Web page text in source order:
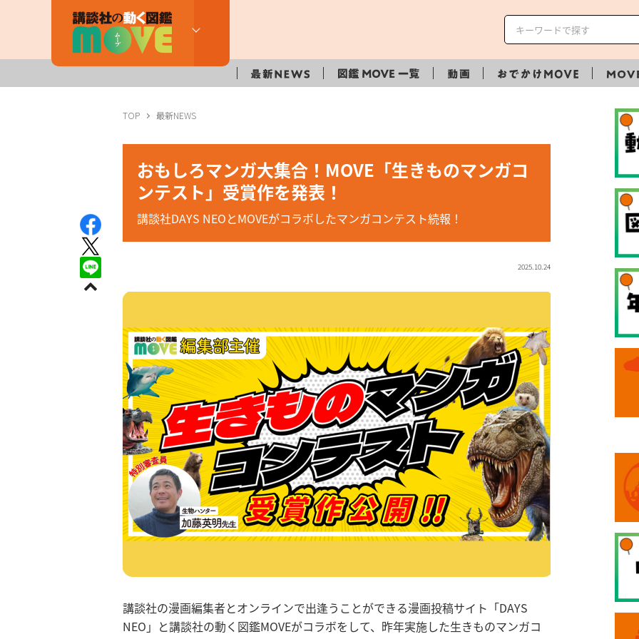
TOP 最新NEWS
おもしろマンガ大集合！MOVE「生きものマンガコ
ンテスト」受賞作を発表！
講談社DAYS NEOとMOVEがコラボしたマンガコンテスト続報！
2025.10.24
講談社の漫画編集者とオンラインで出逢うことができる漫画投稿サイト「DAYS
NEO」と講談社の動く図鑑MOVEがコラボをして、昨年実施した生きものマンガコ